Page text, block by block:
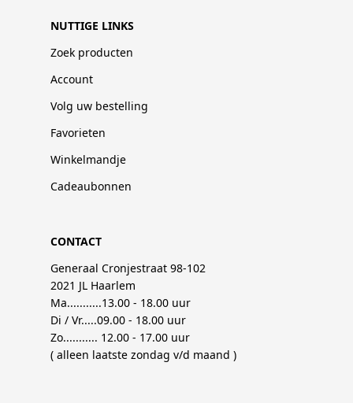
NUTTIGE LINKS
Zoek producten
Account
Volg uw bestelling
Favorieten
Winkelmandje
Cadeaubonnen
CONTACT
Generaal Cronjestraat 98-102
2021 JL Haarlem
Ma...........13.00 - 18.00 uur
Di / Vr.....09.00 - 18.00 uur
Zo........... 12.00 - 17.00 uur
( alleen laatste zondag v/d maand )